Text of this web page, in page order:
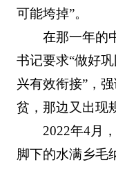
可能垮掉”。
在那一年的
书记要求“做好
兴有效衔接”，
贫，那边又出现
2022年4月
脚下的水满乡毛